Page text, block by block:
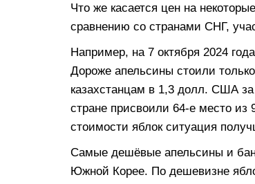
Что же касается цен на
сравнению со странами СНГ,
Например, на 7 октября 2024
Дороже апельсины стоили
казахстанцам в 1,3 долл. США
стране присвоили 64-е место
стоимости яблок ситуация
Самые дешёвые апельсины и
Южной Корее. По дешевизне